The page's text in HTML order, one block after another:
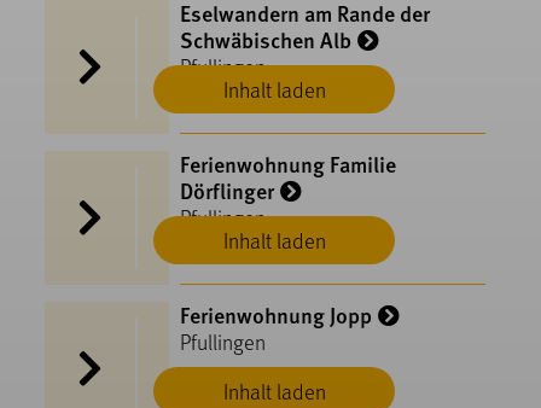
Inhalt laden
Eselwandern am Rande der
Schwäbischen Alb
Pfullingen
Inhalt laden
Ferienwohnung Familie
Dörflinger
Pfullingen
Inhalt laden
Ferienwohnung Jopp
Pfullingen